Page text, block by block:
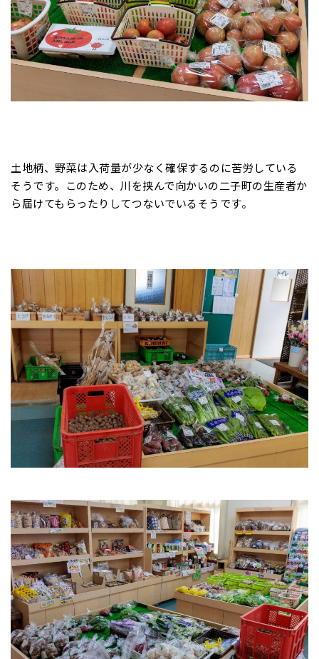
土地柄、野菜は入荷量が少なく確保するのに苦労している
そうです。このため、川を挟んで向かいの二子町の生産者か
ら届けてもらったりしてつないでいるそうです。